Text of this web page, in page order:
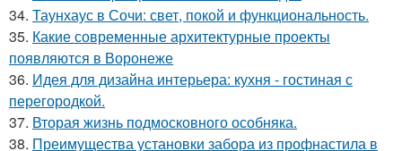
34. Таунхаус в Сочи: свет, покой и функциональность.
35. Какие современные архитектурные проекты
появляются в Воронеже
36. Идея для дизайна интерьера: кухня - гостиная с
перегородкой.
37. Вторая жизнь подмосковного особняка.
38. Преимущества установки забора из профнастила в